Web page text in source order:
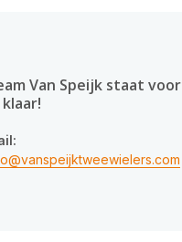
Van Speijk staat voor